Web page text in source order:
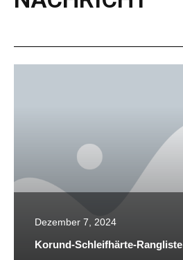
Dezember 7, 2024
Korund-Schleifhärte-Rangliste